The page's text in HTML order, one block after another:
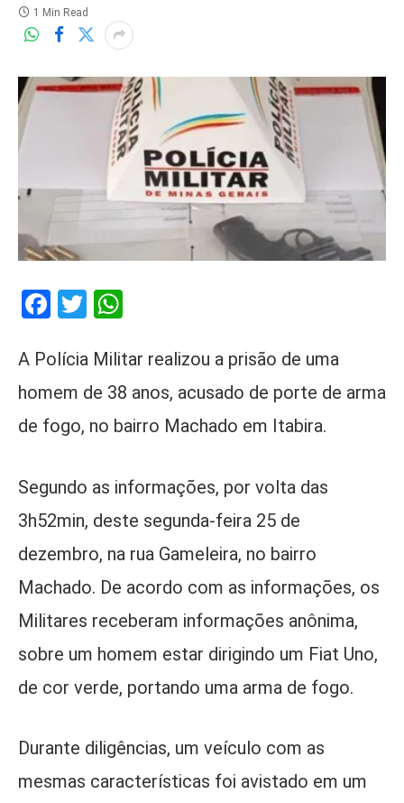
1 Min Read
Facebook
Twitter
A Polícia Militar realizou a prisão de uma
homem de 38 anos, acusado de porte de arma
de fogo, no bairro Machado em Itabira.
Segundo as informações, por volta das
3h52min, deste segunda-feira 25 de
dezembro, na rua Gameleira, no bairro
Machado. De acordo com as informações, os
Militares receberam informações anônima,
sobre um homem estar dirigindo um Fiat Uno,
de cor verde, portando uma arma de fogo.
Durante diligências, um veículo com as
mesmas características foi avistado em um